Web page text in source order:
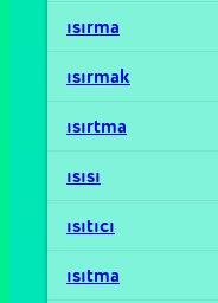
ısırma
ısırmak
ısırtma
ısısı
ısıtıcı
ısıtma